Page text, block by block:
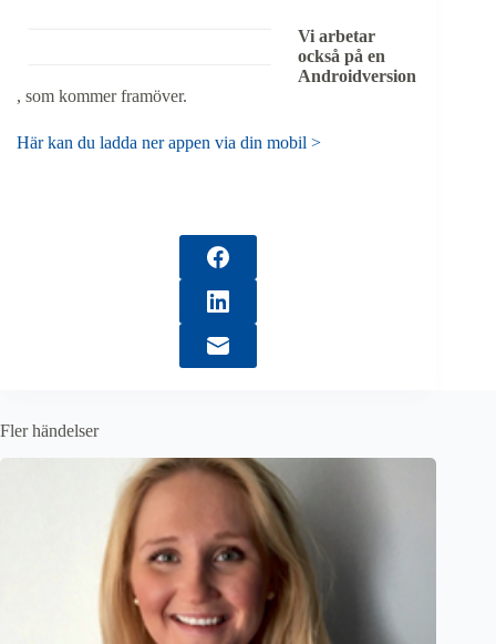
Vi arbetar
också på en
Androidversion
, som kommer framöver.
Här kan du ladda ner appen via din mobil >
Fler händelser